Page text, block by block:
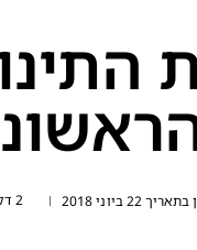
22 ביוני 2018 | 2 דקות קריאה